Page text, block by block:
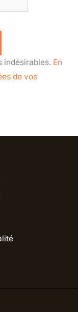
indésirables. En
de vos